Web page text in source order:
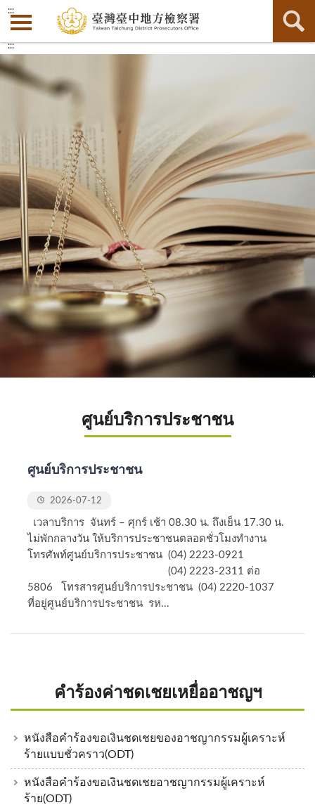
:::
:::
ศูนย์บริการประชาชน
ศูนย์บริการประชาชน
2026-07-12
เวลาบริการ จันทร์ – ศุกร์ เช้า 08.30 น. ถึงเย็น 17.30 น.
ไม่พักกลางวัน ให้บริการประชาชนตลอดชั่วโมงทำงาน
โทรศัพท์ศูนย์บริการประชาชน (04) 2223-0921
(04) 2223-2311 ต่อ
5806 โทรสารศูนย์บริการประชาชน (04) 2220-1037
ที่อยู่ศูนย์บริการประชาชน รห...
คำร้องค่าชดเชยเหยื่ออาชญฯ
หนังสือคำร้องขอเงินชดเชยของอาชญากรรมผู้เคราะห์
ร้ายแบบชั่วคราว(ODT)
หนังสือคำร้องขอเงินชดเชยอาชญากรรมผู้เคราะห์
ร้าย(ODT)